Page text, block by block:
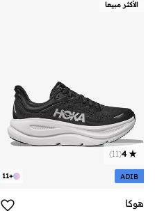
الأكثر مبيعا
+
11
4
(
11
)
ADIB
هوكا